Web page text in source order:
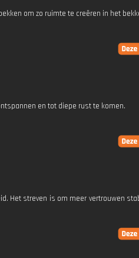
om zo ruimte te creëren in het
en tot diepe rust te komen.
Het streven is om meer vertrouwen